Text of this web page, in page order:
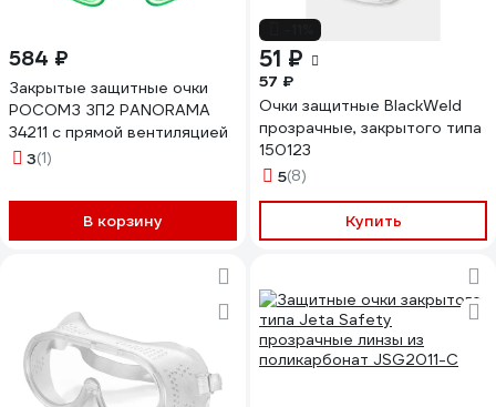
584 ₽
Закрытые защитные очки
РОСОМЗ ЗП2 PANORAMA
34211 с прямой вентиляцией
3(1)
В корзину
51 ₽
57 ₽
Очки защитные BlackWeld
прозрачные, закрытого типа
150123
5(8)
Купить